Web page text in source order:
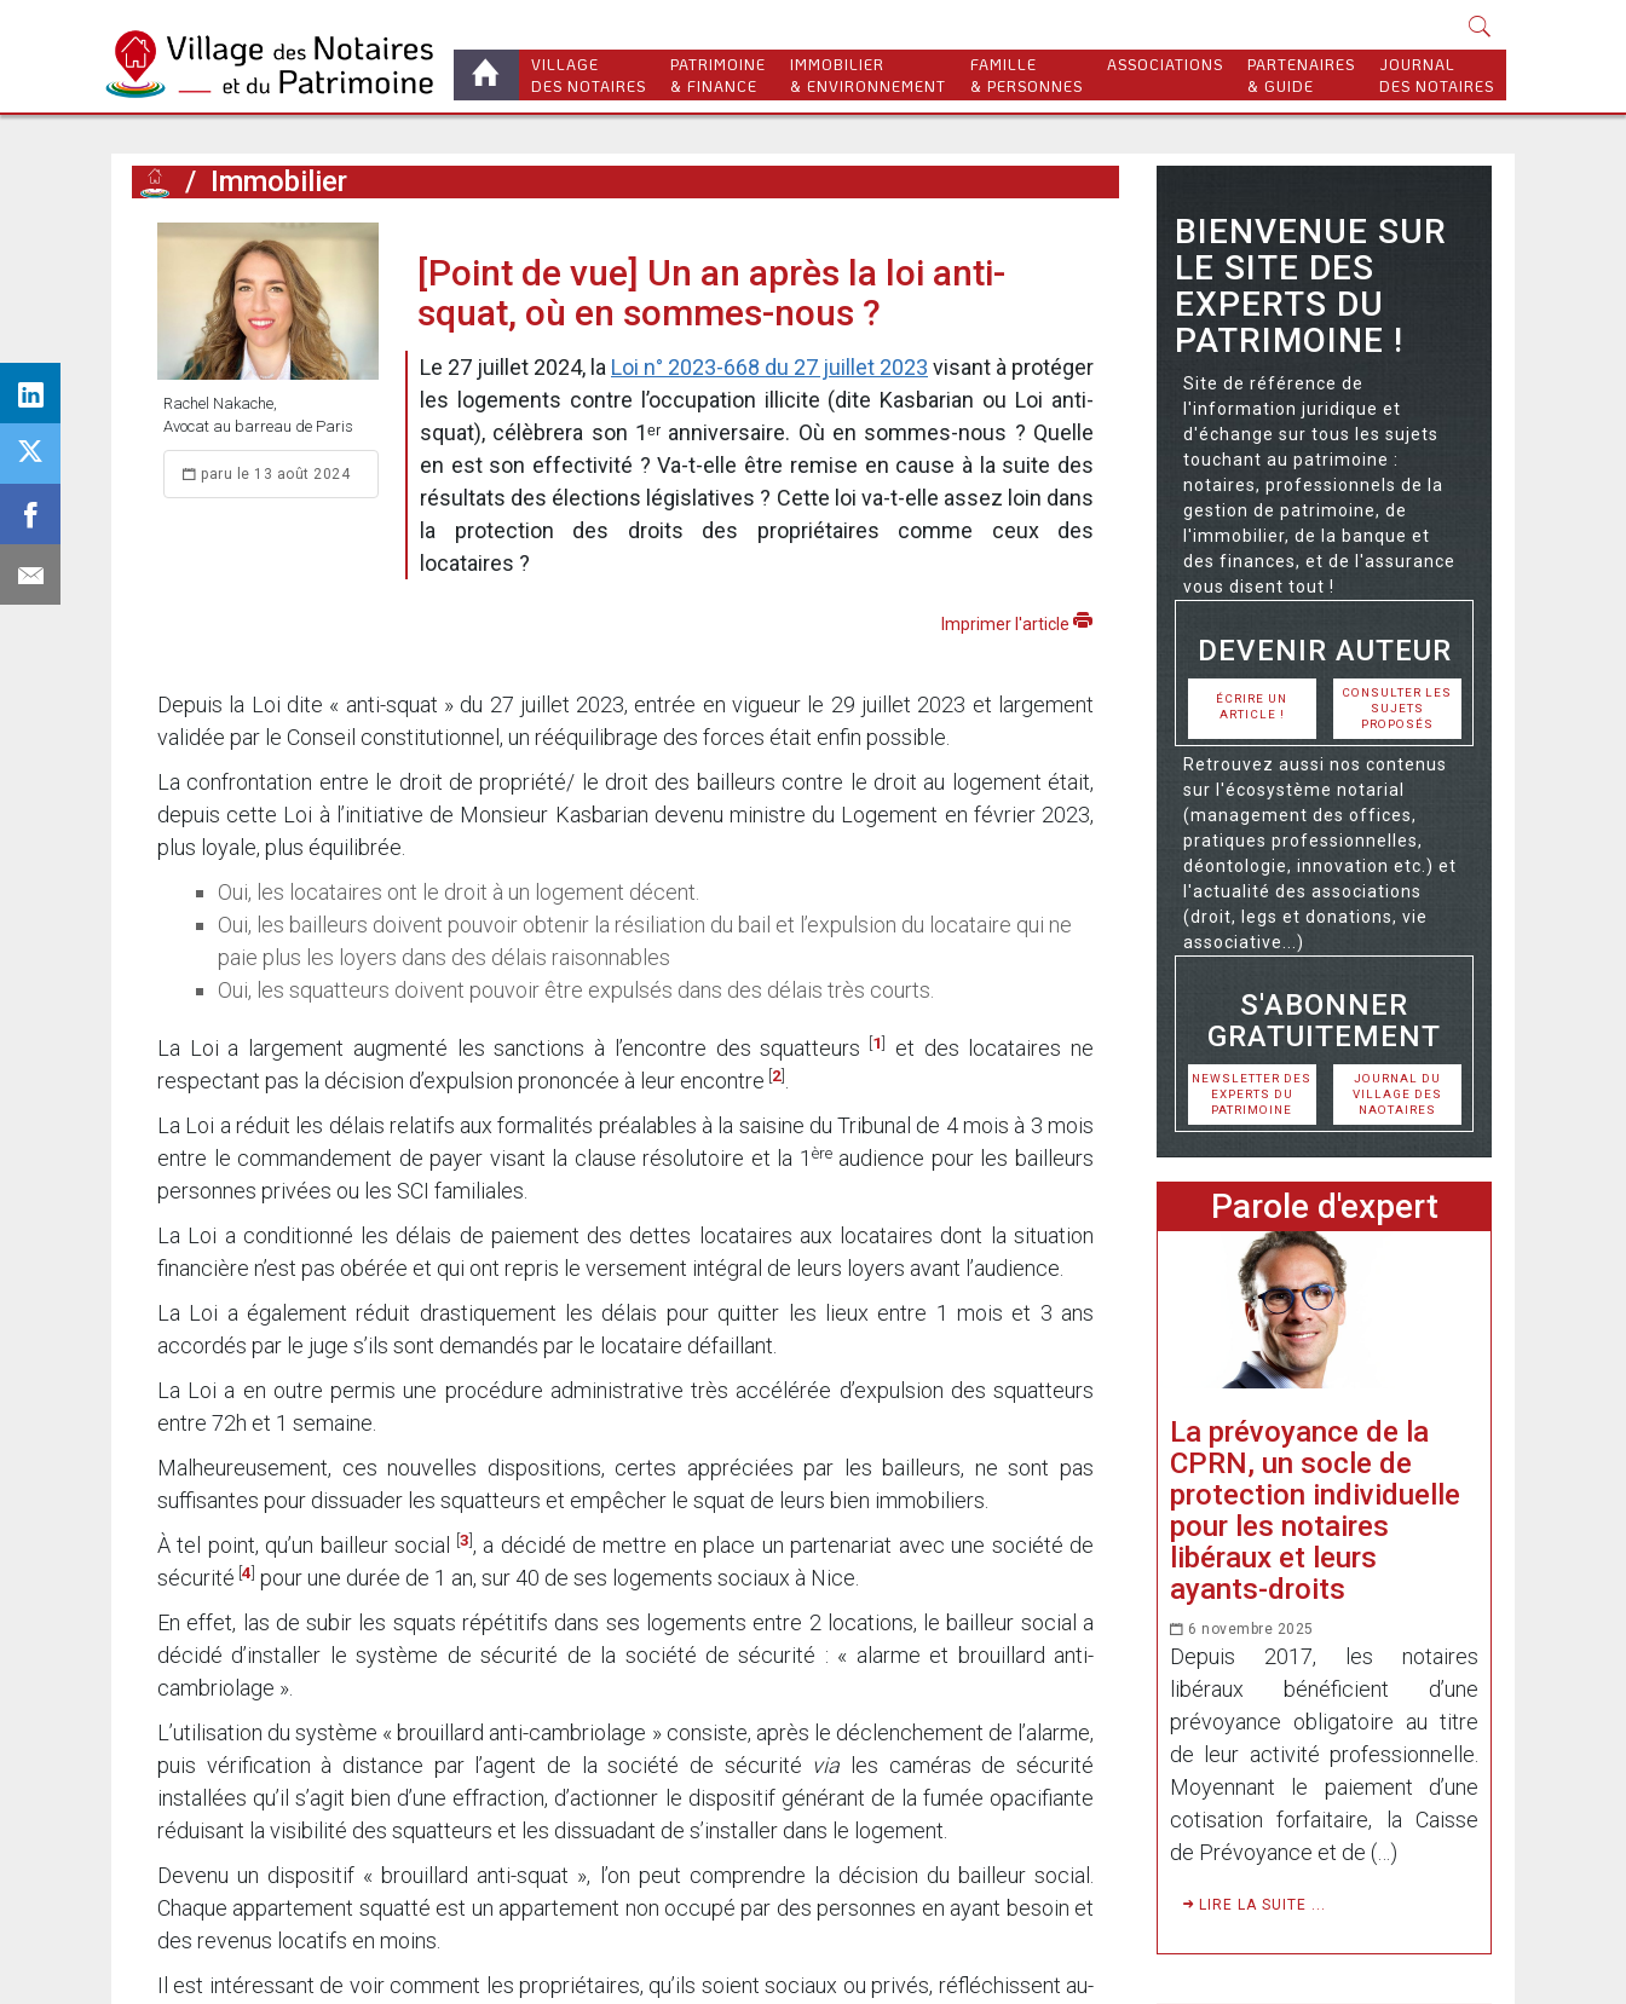
VILLAGE
DES NOTAIRES
PATRIMOINE
& FINANCE
IMMOBILIER
& ENVIRONNEMENT
FAMILLE
& PERSONNES
ASSOCIATIONS
PARTENAIRES
& GUIDE
JOURNAL
DES NOTAIRES
/ Immobilier
Rachel Nakache,
Avocat au barreau de Paris
paru le 13 août 2024
[Point de vue] Un an après la loi anti-
squat, où en sommes-nous ?
Le 27 juillet 2024, la Loi n° 2023-668 du 27 juillet 2023 visant à protéger
les logements contre l’occupation illicite (dite Kasbarian ou Loi anti-
squat), célèbrera son 1ᵉʳ anniversaire. Où en sommes-nous ? Quelle
en est son effectivité ? Va-t-elle être remise en cause à la suite des
résultats des élections législatives ? Cette loi va-t-elle assez loin dans
la protection des droits des propriétaires comme ceux des
locataires ?
Imprimer l'article
Depuis la Loi dite « anti-squat » du 27 juillet 2023, entrée en vigueur le 29 juillet 2023 et largement
validée par le Conseil constitutionnel, un rééquilibrage des forces était enfin possible.
La confrontation entre le droit de propriété/ le droit des bailleurs contre le droit au logement était,
depuis cette Loi à l’initiative de Monsieur Kasbarian devenu ministre du Logement en février 2023,
plus loyale, plus équilibrée.
Oui, les locataires ont le droit à un logement décent.
Oui, les bailleurs doivent pouvoir obtenir la résiliation du bail et l’expulsion du locataire qui ne
paie plus les loyers dans des délais raisonnables
Oui, les squatteurs doivent pouvoir être expulsés dans des délais très courts.
La Loi a largement augmenté les sanctions à l’encontre des squatteurs [1]
et des locataires ne
respectant pas la décision d’expulsion prononcée à leur encontre [2].
La Loi a réduit les délais relatifs aux formalités préalables à la saisine du Tribunal de 4 mois à 3 mois
entre le commandement de payer visant la clause résolutoire et la 1 èreaudience pour les bailleurs
personnes privées ou les SCI familiales.
La Loi a conditionné les délais de paiement des dettes locataires aux locataires dont la situation
financière n’est pas obérée et qui ont repris le versement intégral de leurs loyers avant l’audience.
La Loi a également réduit drastiquement les délais pour quitter les lieux entre 1 mois et 3 ans
accordés par le juge s’ils sont demandés par le locataire défaillant.
La Loi a en outre permis une procédure administrative très accélérée d’expulsion des squatteurs
entre 72h et 1 semaine.
Malheureusement, ces nouvelles dispositions, certes appréciées par les bailleurs, ne sont pas
suffisantes pour dissuader les squatteurs et empêcher le squat de leurs bien immobiliers.
À tel point, qu’un bailleur social
[3], a décidé de mettre en place un partenariat avec une société de
sécurité [4] pour une durée de 1 an, sur 40 de ses logements sociaux à Nice.
En effet, las de subir les squats répétitifs dans ses logements entre 2 locations, le bailleur social a
décidé d’installer le système de sécurité de la société de sécurité : « alarme et brouillard anti-
cambriolage ».
L’utilisation du système « brouillard anti-cambriolage » consiste, après le déclenchement de l’alarme,
puis vérification à distance par l’agent de la société de sécurité via les caméras de sécurité
installées qu’il s’agit bien d’une effraction, d’actionner le dispositif générant de la fumée opacifiante
réduisant la visibilité des squatteurs et les dissuadant de s’installer dans le logement.
Devenu un dispositif « brouillard anti-squat », l’on peut comprendre la décision du bailleur social.
Chaque appartement squatté est un appartement non occupé par des personnes en ayant besoin et
des revenus locatifs en moins.
Il est intéressant de voir comment les propriétaires, qu’ils soient sociaux ou privés, réfléchissent au-
BIENVENUE SUR
LE SITE DES
EXPERTS DU
PATRIMOINE !
Site de référence de
l'information juridique et
d'échange sur tous les sujets
touchant au patrimoine :
notaires, professionnels de la
gestion de patrimoine, de
l'immobilier, de la banque et
des finances, et de l'assurance
vous disent tout !
DEVENIR AUTEUR
ÉCRIRE UN
ARTICLE !
CONSULTER LES
SUJETS
PROPOSÉS
Retrouvez aussi nos contenus
sur l'écosystème notarial
(management des offices,
pratiques professionnelles,
déontologie, innovation etc.) et
l'actualité des associations
(droit, legs et donations, vie
associative...)
S'ABONNER
GRATUITEMENT
NEWSLETTER DES
EXPERTS DU
PATRIMOINE
JOURNAL DU
VILLAGE DES
NAOTAIRES
Parole d'expert
La prévoyance de la
CPRN, un socle de
protection individuelle
pour les notaires
libéraux et leurs
ayants-droits
6 novembre 2025
Depuis 2017, les notaires
libéraux bénéficient d’une
prévoyance obligatoire au titre
de leur activité professionnelle.
Moyennant le paiement d’une
cotisation forfaitaire, la Caisse
de Prévoyance et de (…)
LIRE LA SUITE ...